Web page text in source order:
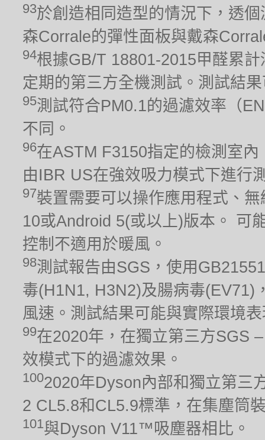
93於創造相同造型的情況下，透
森Corrale的彈性面板與戴森
94根據GB/T 18801-2015甲醛累
定期的第三方全機測試。測試結
95測試符合PM0.1的過濾效率（
不同。
96在ASTM F3150指定的檢測室
由IBR US在強效吸力模式下進行
97裝置需要可以操作應用程式、
10或Android 5(或以上)版本。 可
控制不適用於暖風。
98測試報告由SGS，使用
毒(H1N1, H3N2)及腸病毒(EV71)
風速。測試結果可能與實際環境
99在2020年，在獨立第三方SGS
效模式下的過濾效果。
1002020年Dyson內部和獨立第三
2 CL5.8和CL5.9標準，在集塵筒
101與Dyson V11™吸塵器相比。